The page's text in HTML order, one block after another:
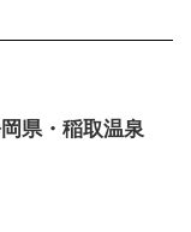
県・稲取温泉